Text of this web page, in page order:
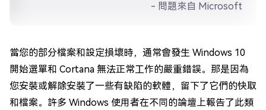
- 問題來自 Microsoft
當您的部分檔案和設定損壞時，通常會發生 Windows 10
開始選單和 Cortana 無法正常工作的嚴重錯誤。那是因為
您安裝或解除安裝了一些有缺陷的軟體，留下了它們的快取
和檔案。許多 Windows 使用者在不同的論壇上報告了此類